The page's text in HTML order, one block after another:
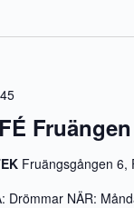
Fruängsgången 6,
Drömmar NÄR: